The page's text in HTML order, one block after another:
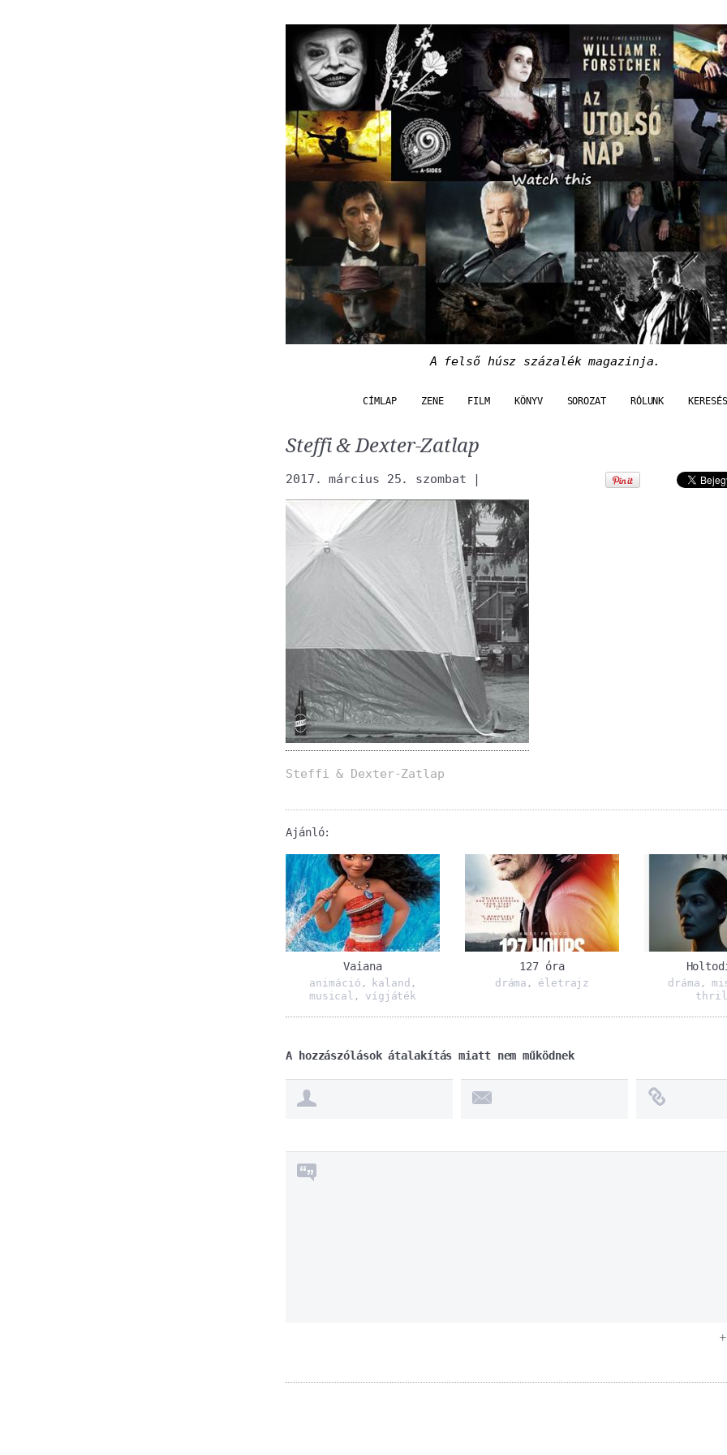
A felső húsz százalék magazinja.
CÍMLAP ZENE FILM KÖNYV SOROZAT RÓLUNK KERESÉS
Steffi & Dexter-Zatlap
2017. március 25. szombat |
Steffi & Dexter-Zatlap
Ajánló:
Vaiana
animáció , kaland ,
musical , vígjáték
127 óra
dráma , életrajz dráma ,
A hozzászólások átalakítás miatt nem működnek